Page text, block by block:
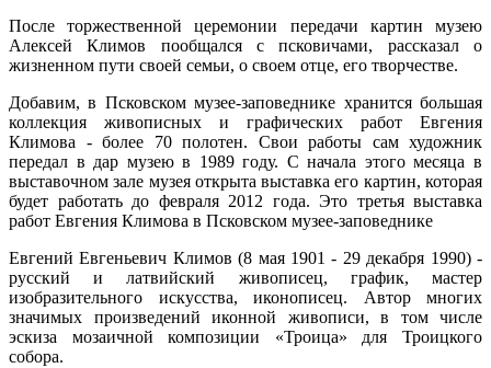
После торжественной церемонии передачи картин музею
Алексей Климов пообщался с псковичами, рассказал о
жизненном пути своей семьи, о своем отце, его творчестве.
Добавим, в Псковском музее-заповеднике хранится большая
коллекция живописных и графических работ Евгения
Климова - более 70 полотен. Свои работы сам художник
передал в дар музею в 1989 году. С начала этого месяца в
выставочном зале музея открыта выставка его картин, которая
будет работать до февраля 2012 года. Это третья выставка
работ Евгения Климова в Псковском музее-заповеднике
Евгений Евгеньевич Климов (8 мая 1901 - 29 декабря 1990) -
русский и латвийский живописец, график, мастер
изобразительного искусства, иконописец. Автор многих
значимых произведений иконной живописи, в том числе
эскиза мозаичной композиции «Троица» для Троицкого
собора.